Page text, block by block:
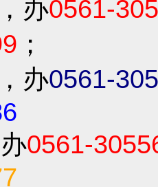
办0561-
；
办0561-
0561-